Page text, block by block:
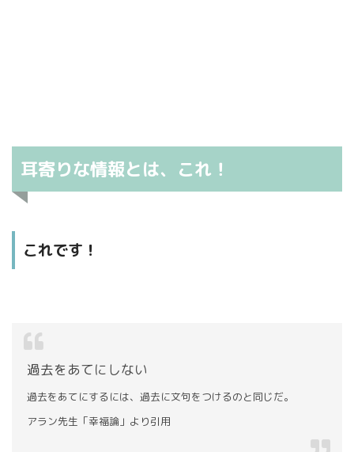
耳寄りな情報とは、これ！
これです！
過去をあてにしない
過去をあてにするには、過去に文句をつけるのと同じだ。
アラン先生「幸福論」より引用